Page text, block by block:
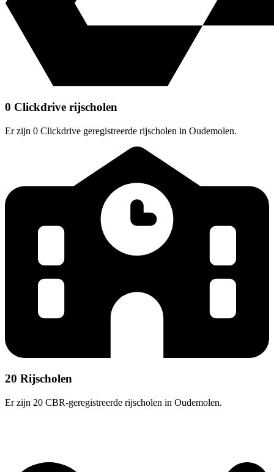
0 Clickdrive rijscholen
Er zijn 0 Clickdrive geregistreerde rijscholen in Oudemolen.
20 Rijscholen
Er zijn 20 CBR-geregistreerde rijscholen in Oudemolen.